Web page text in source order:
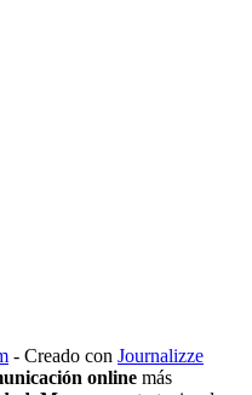
- Creado con Journalizze
online más